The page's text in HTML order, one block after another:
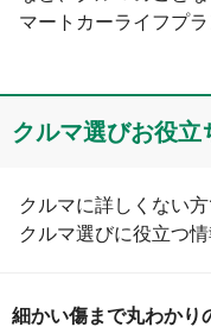
マートカーライフプ
クルマ選びお役⽴
クルマに詳しくない
クルマ選びに役立つ
細かい傷まで丸わかり